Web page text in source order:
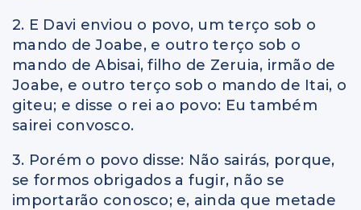
2. E Davi enviou o povo, um terço sob o
mando de Joabe, e outro terço sob o
mando de Abisai, filho de Zeruia, irmão de
Joabe, e outro terço sob o mando de Itai, o
giteu; e disse o rei ao povo: Eu também
sairei convosco.
3. Porém o povo disse: Não sairás, porque,
se formos obrigados a fugir, não se
importarão conosco; e, ainda que metade